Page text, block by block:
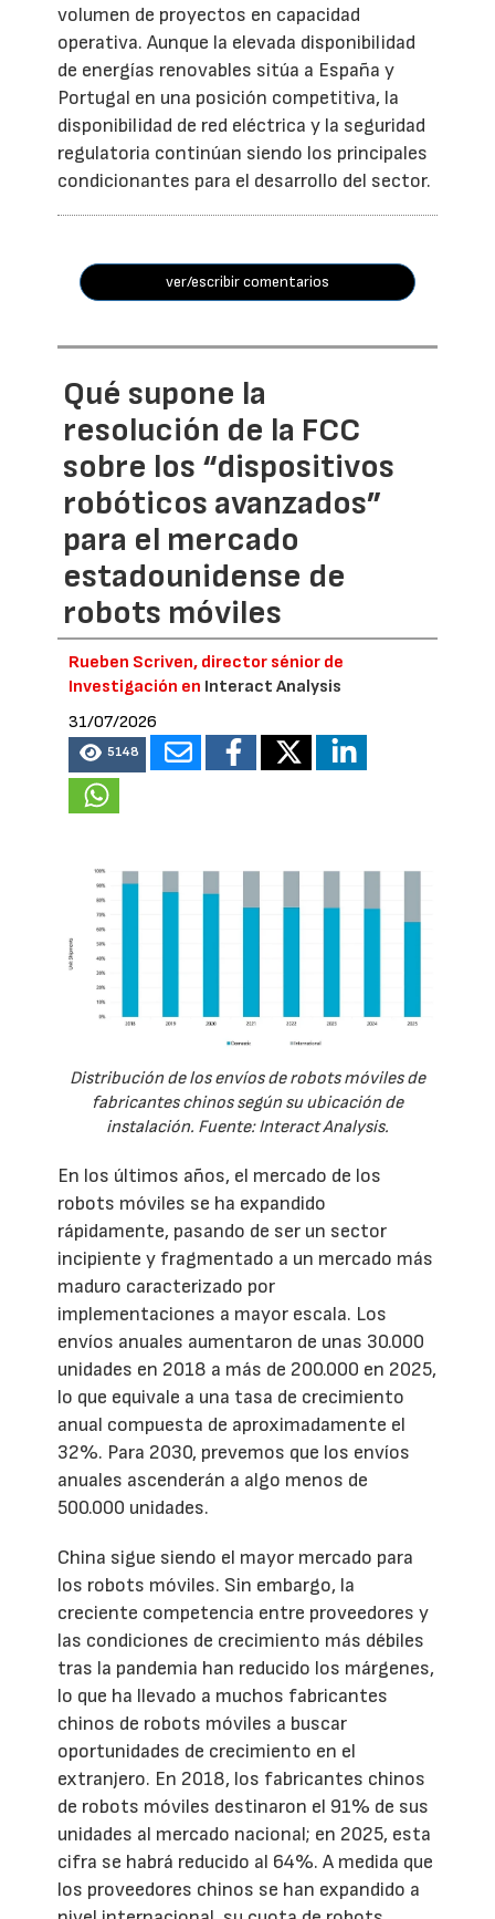
volumen de proyectos en capacidad
operativa. Aunque la elevada disponibilidad
de energías renovables sitúa a España y
Portugal en una posición competitiva, la
disponibilidad de red eléctrica y la seguridad
regulatoria continúan siendo los principales
condicionantes para el desarrollo del sector.
ver/escribir comentarios
Qué supone la
resolución de la FCC
sobre los “dispositivos
robóticos avanzados”
para el mercado
estadounidense de
robots móviles
Rueben Scriven, director sénior de
Investigación en Interact Analysis
31/07/2026
5148
Distribución de los envíos de robots móviles de
fabricantes chinos según su ubicación de
instalación. Fuente: Interact Analysis.
En los últimos años, el mercado de los
robots móviles se ha expandido
rápidamente, pasando de ser un sector
incipiente y fragmentado a un mercado más
maduro caracterizado por
implementaciones a mayor escala. Los
envíos anuales aumentaron de unas 30.000
unidades en 2018 a más de 200.000 en 2025,
lo que equivale a una tasa de crecimiento
anual compuesta de aproximadamente el
32%. Para 2030, prevemos que los envíos
anuales ascenderán a algo menos de
500.000 unidades.
China sigue siendo el mayor mercado para
los robots móviles. Sin embargo, la
creciente competencia entre proveedores y
las condiciones de crecimiento más débiles
tras la pandemia han reducido los márgenes,
lo que ha llevado a muchos fabricantes
chinos de robots móviles a buscar
oportunidades de crecimiento en el
extranjero. En 2018, los fabricantes chinos
de robots móviles destinaron el 91% de sus
unidades al mercado nacional; en 2025, esta
cifra se habrá reducido al 64%. A medida que
los proveedores chinos se han expandido a